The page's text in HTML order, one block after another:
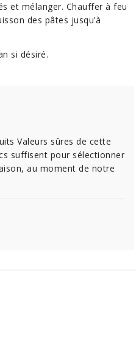
et mélanger. Chauffer à feu
des pâtes jusqu’à
si désiré.
Valeurs sûres de cette
suffisent pour sélectionner
au moment de notre